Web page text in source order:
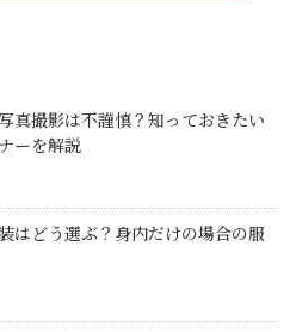
真撮影は不謹慎？知っておきたい
ーを解説
はどう選ぶ？身内だけの場合の服